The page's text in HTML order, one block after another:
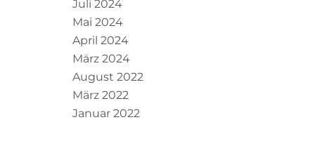
Juli 2024
Mai 2024
April 2024
März 2024
August 2022
März 2022
Januar 2022